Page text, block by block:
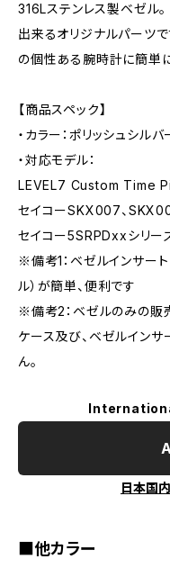
316Lステンレス製ベゼル
出来るオリジナルパーツ
の個性ある腕時計に簡単
【商品スペック】
・カラー：ポリッシュシルバ
・対応モデル：
LEVEL7 Custom Time
セイコーSKX007、
セイコー5SRPDxxシリー
※備考1：ベゼルインサー
ル）が簡単、便利です
※備考2：ベゼルのみの販
ケース及び、ベゼルインサ
ん。
日本国
■他カラー